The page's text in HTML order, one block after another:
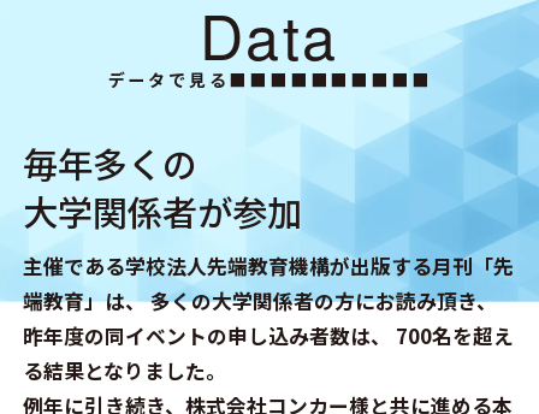
Data
データで見る■■■■■■■■■■
毎年多くの
大学関係者が参加
主催である学校法人先端教育機構が出版する月刊「先
端教育」は、多くの大学関係者の方にお読み頂き、
昨年度の同イベントの申し込み者数は、
700名を超え
る結果となりました。
例年に引き続き、株式会社コンカー様と共に進める本